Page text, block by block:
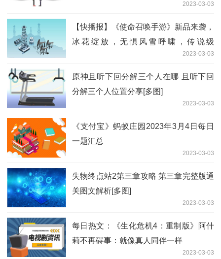
2023-03-03
【快播报】《使命召唤手游》新品来袭，
冰花绽放，无惧风雪呼啸，传说级
2023-03-03
原神且听下回分解三个人在哪 且听下回
分解三个人位置分享[多图]
2023-03-03
《支付宝》蚂蚁庄园2023年3月4日每日
一题汇总
2023-03-03
失物终点站2第三章攻略 第三章完整版通
关图文解析[多图]
2023-03-03
每日热文：《生化危机4：重制版》阿什
莉不再碍事：就像真人同伴一样
2023-03-03